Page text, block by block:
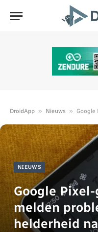
DroidApp » Nieuws » Google
NIEUWS
Google
melden
helderheid